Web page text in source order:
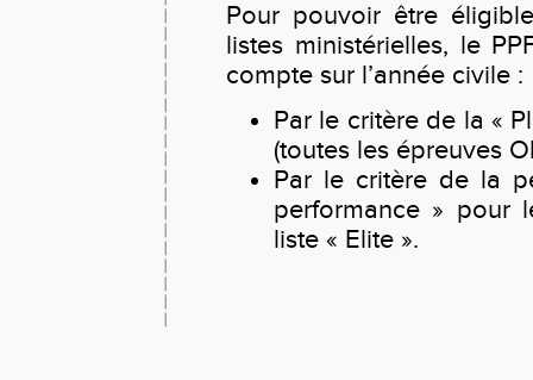
Pour pouvoir être
listes ministérielles, le
compte sur l’année civile :
Par le critère de la «
(toutes les épreuves
Par le critère de la
performance » pour
liste « Elite ».